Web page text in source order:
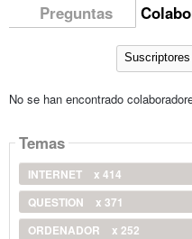
Preguntas
No se han encontrado
Temas
INTERNET
x 414
QUESTION
x 371
ORDENADOR
x 252